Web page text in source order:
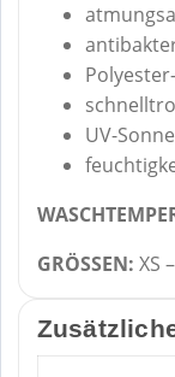
UV-
GRÖSSEN: XS